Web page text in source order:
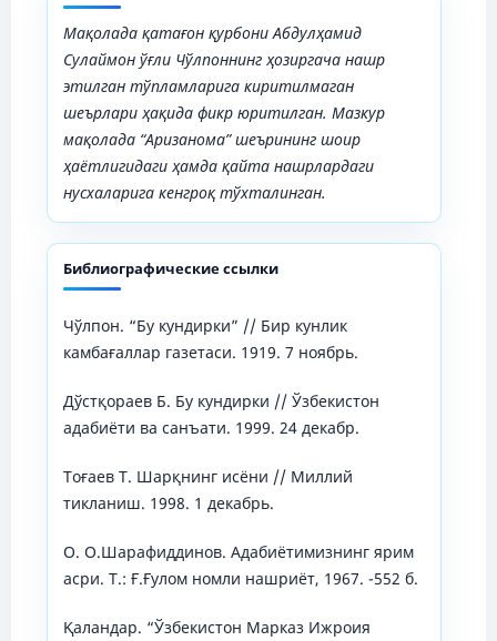
Мақолада қатағон қурбони Абдулҳамид
Сулаймон ўғли Чўлпоннинг ҳозиргача нашр
этилган тўпламларига киритилмаган
шеърлари ҳақида фикр юритилган. Мазкур
мақолада “Аризанома” шеърининг шоир
ҳаётлигидаги ҳамда қайта нашрлардаги
нусхаларига кенгроқ тўхталинган.
Библиографические ссылки
Чўлпон. “Бу кундирки” // Бир кунлик
камбағаллар газетаси. 1919. 7 ноябрь.
Дўстқораев Б. Бу кундирки // Ўзбекистон
адабиёти ва санъати. 1999. 24 декабр.
Тоғаев Т. Шарқнинг исёни // Миллий
тикланиш. 1998. 1 декабрь.
О. О.Шарафиддинов. Адабиётимизнинг ярим
асри. Т.: Ғ.Ғулом номли нашриёт, 1967. -552 б.
Қаландар. “Ўзбекистон Марказ Ижроия